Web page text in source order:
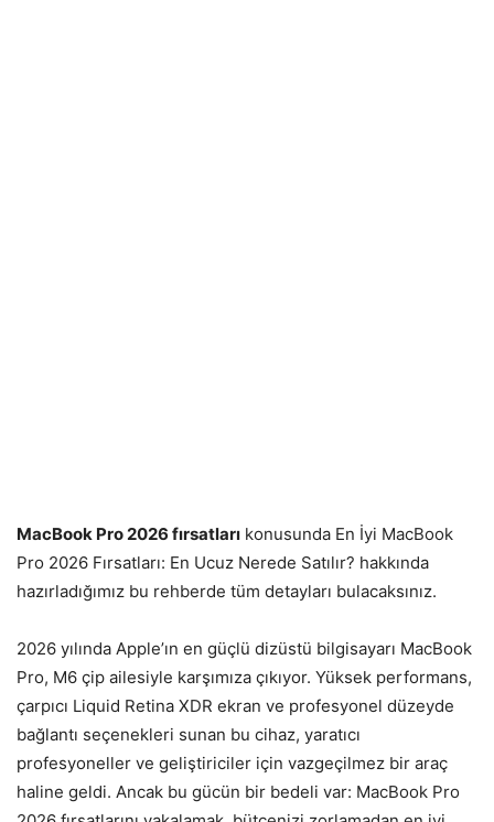
MacBook Pro 2026 fırsatları konusunda En İyi MacBook
Pro 2026 Fırsatları: En Ucuz Nerede Satılır? hakkında
hazırladığımız bu rehberde tüm detayları bulacaksınız.
2026 yılında Apple’ın en güçlü dizüstü bilgisayarı MacBook
Pro, M6 çip ailesiyle karşımıza çıkıyor. Yüksek performans,
çarpıcı Liquid Retina XDR ekran ve profesyonel düzeyde
bağlantı seçenekleri sunan bu cihaz, yaratıcı
profesyoneller ve geliştiriciler için vazgeçilmez bir araç
haline geldi. Ancak bu gücün bir bedeli var: MacBook Pro